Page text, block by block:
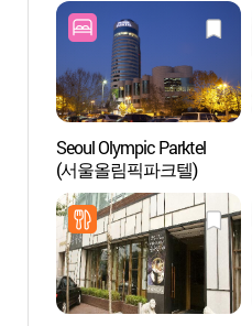
Seoul Olympic Parktel
(서울올림픽파크텔)